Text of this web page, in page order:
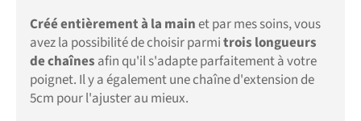
Créé entièrement à la mainet par mes soins, vous
avez la possibilité de choisir parmitrois longueurs
de chaînes afin qu'il s'adapte parfaitement à votre
poignet. Il y a également une chaîne d'extension de
5cm pour l'ajuster au mieux.